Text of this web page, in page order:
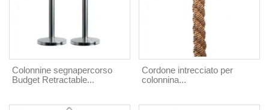
Colonnine segnapercorso
Budget Retractable...
Cordone intrecciato per
colonnina...